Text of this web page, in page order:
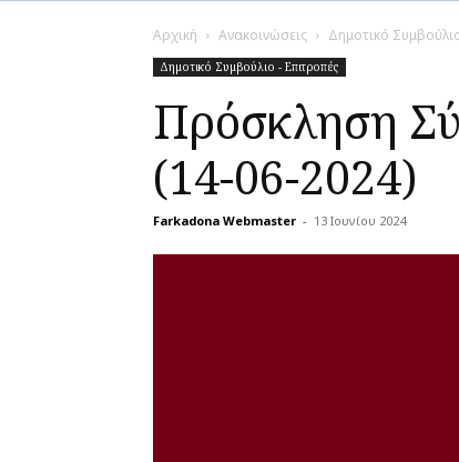
Αρχική Ανακοινώσεις Δημοτικό
Δημοτικό Συμβούλιο - Επιτροπές
Πρόσκληση
(14-06-2024)
Farkadona Webmaster - 13 Ιουνίου 2024